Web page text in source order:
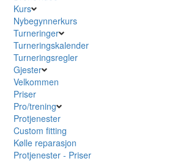
Kurs
Nybegynnerkurs
Turneringer
Turneringskalender
Turneringsregler
Gjester
Velkommen
Priser
Pro/trening
Protjenester
Custom fitting
Kølle reparasjon
Protjenester - Priser